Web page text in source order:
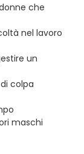
che
nel lavoro
un
colpa
maschi